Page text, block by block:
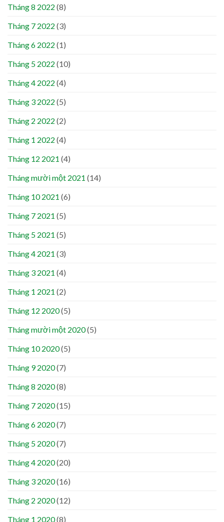
Tháng 8 2022 (8)
Tháng 7 2022 (3)
Tháng 6 2022 (1)
Tháng 5 2022 (10)
Tháng 4 2022 (4)
Tháng 3 2022 (5)
Tháng 2 2022 (2)
Tháng 1 2022 (4)
Tháng 12 2021 (4)
Tháng mười một 2021 (14)
Tháng 10 2021 (6)
Tháng 7 2021 (5)
Tháng 5 2021 (5)
Tháng 4 2021 (3)
Tháng 3 2021 (4)
Tháng 1 2021 (2)
Tháng 12 2020(5)
Tháng mười một 2020(5)
Tháng 10 2020(5)
Tháng 9 2020(7)
Tháng 8 2020(8)
Tháng 7 2020(15)
Tháng 6 2020(7)
Tháng 5 2020(7)
Tháng 4 2020(20)
Tháng 3 2020(16)
Tháng 2 2020(12)
Tháng 1 2020(8)